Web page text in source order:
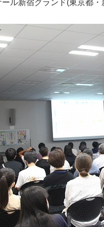
ル新宿グランド(東京都